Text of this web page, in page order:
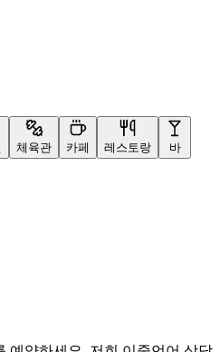
체육관 카페 레스토랑 바